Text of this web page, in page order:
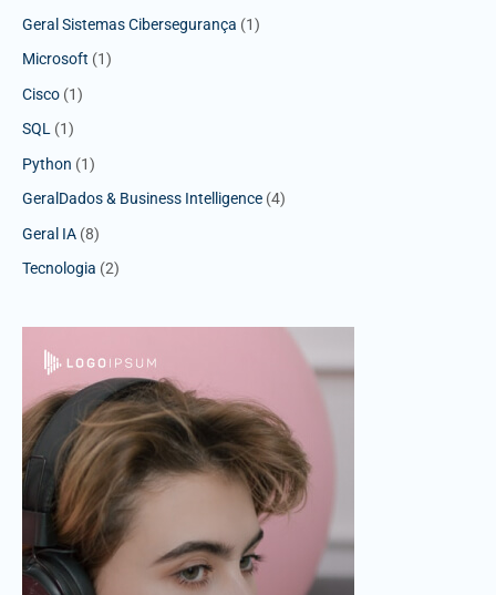
Geral Sistemas Cibersegurança (1)
Microsoft (1)
Cisco (1)
SQL (1)
Python (1)
GeralDados & Business Intelligence (4)
Geral IA (8)
Tecnologia (2)